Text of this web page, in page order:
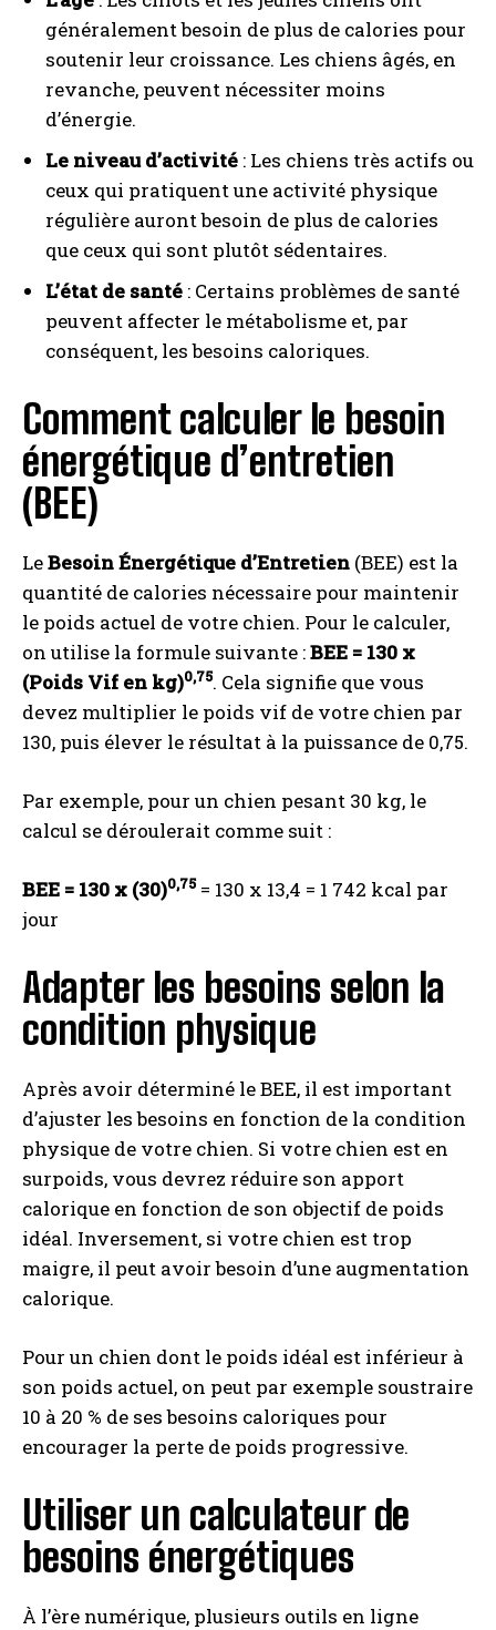
généralement besoin de plus de calories pour
soutenir leur croissance. Les chiens âgés, en
revanche, peuvent nécessiter moins
d’énergie.
Le niveau d’activité : Les chiens très actifs ou
ceux qui pratiquent une activité physique
régulière auront besoin de plus de calories
que ceux qui sont plutôt sédentaires.
L’état de santé : Certains problèmes de santé
peuvent affecter le métabolisme et, par
conséquent, les besoins caloriques.
Comment calculer le besoin
énergétique d’entretien
(BEE)
LeBesoin Énergétique d’Entretien (BEE) est la
quantité de calories nécessaire pour maintenir
le poids actuel de votre chien. Pour le calculer,
on utilise la formule suivante :BEE = 130 x
(Poids Vif en kg)0,75. Cela signifie que vous
devez multiplier le poids vif de votre chien par
130, puis élever le résultat à la puissance de 0,75.
Par exemple, pour un chien pesant 30 kg, le
calcul se déroulerait comme suit :
BEE = 130 x (30)0,75= 130 x 13,4 = 1 742 kcal par
jour
Adapter les besoins selon la
condition physique
Après avoir déterminé le BEE, il est important
d’ajuster les besoins en fonction de la condition
physique de votre chien. Si votre chien est en
surpoids, vous devrez réduire son apport
calorique en fonction de son objectif de poids
idéal. Inversement, si votre chien est trop
maigre, il peut avoir besoin d’une augmentation
calorique.
Pour un chien dont le poids idéal est inférieur à
son poids actuel, on peut par exemple soustraire
10 à 20 % de ses besoins caloriques pour
encourager la perte de poids progressive.
Utiliser un calculateur de
besoins énergétiques
À l’ère numérique, plusieurs outils en ligne